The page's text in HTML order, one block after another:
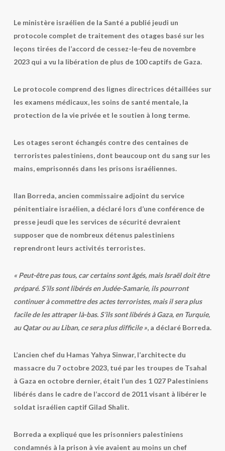
Le ministère israélien de la Santé a publié jeudi un
protocole complet de traitement des otages basé sur les
leçons tirées de l’accord de cessez-le-feu de novembre
2023 qui a vu la libération de plus de 100 captifs de Gaza.
Le protocole comprend des lignes directrices détaillées sur
les examens médicaux, les soins de santé mentale, la
protection de la vie privée et le soutien à long terme.
Les otages seront échangés contre des centaines de
terroristes palestiniens, dont beaucoup ont du sang sur les
mains, emprisonnés dans les prisons israéliennes.
Ilan Borreda, ancien commissaire adjoint du service
pénitentiaire israélien, a déclaré lors d’une conférence de
presse jeudi que les services de sécurité devraient
supposer que de nombreux détenus palestiniens
reprendront leurs activités terroristes.
« Peut-être pas tous, car certains sont âgés, mais Israël doit être
préparé. S’ils sont libérés en Judée-Samarie, ils pourront
continuer à commettre des actes terroristes, mais il sera plus
facile de les attraper là-bas. S’ils sont libérés à Gaza, en Turquie,
au Qatar ou au Liban, ce sera plus difficile », a déclaré Borreda.
L’ancien chef du Hamas Yahya Sinwar, l’architecte du
massacre du 7 octobre 2023, tué par les troupes de Tsahal
à Gaza en octobre dernier, était l’un des 1 027 Palestiniens
libérés dans le cadre de l’accord de 2011 visant à libérer le
soldat israélien captif Gilad Shalit.
Borreda a expliqué que les prisonniers palestiniens
condamnés à la prison à vie avaient au moins un chef